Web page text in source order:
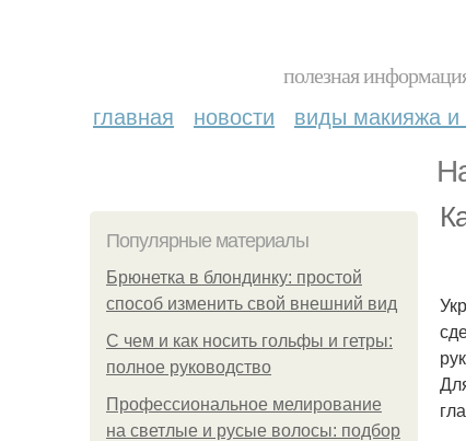
полезная
главная новости виды макияжа и
Популярные материалы
Брюнетка в блондинку: простой
способ изменить свой внешний вид
С чем и как носить гольфы и гетры:
полное руководство
Профессиональное мелирование
на светлые и русые волосы: подбор